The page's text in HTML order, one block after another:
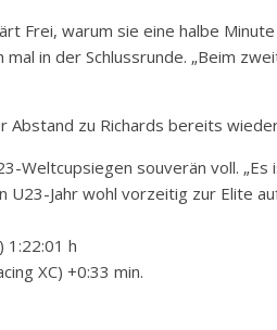
Frei, warum sie eine halbe
in der Schlussrunde. „Beim
zu Richards bereits
Weltcupsiegen souverän voll.
U23-Jahr wohl vorzeitig zur Elite
1:22:01 h
XC) +0:33 min.